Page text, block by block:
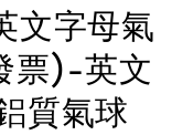
文字母氣
票)-英文
質氣球